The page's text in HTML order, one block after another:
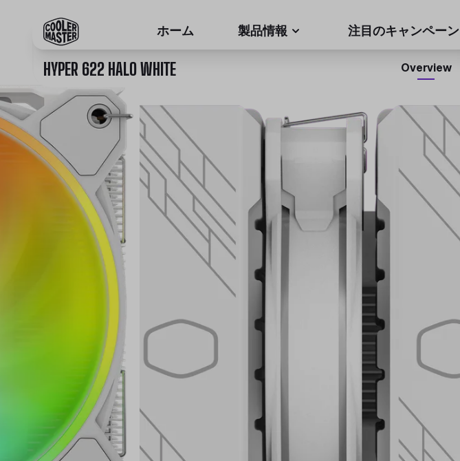
ホーム 製品情報 注目のキャンペーン
HYPER 622 HALO WHITE Overview